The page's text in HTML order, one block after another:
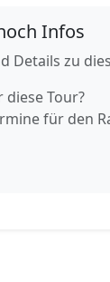
Infos
Details zu
Tour?
für den